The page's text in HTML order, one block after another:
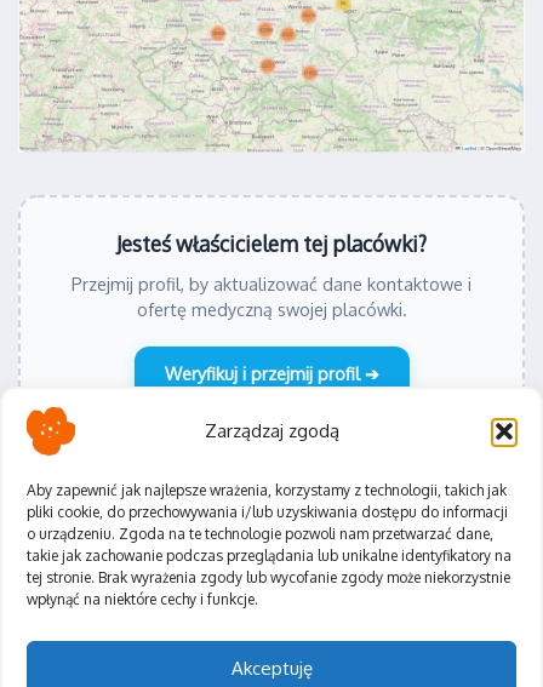
Zarządzaj zgodą
Aby zapewnić jak najlepsze wrażenia, korzystamy z technologii, takich jak
pliki cookie, do przechowywania i/lub uzyskiwania dostępu do informacji
o urządzeniu. Zgoda na te technologie pozwoli nam przetwarzać dane,
takie jak zachowanie podczas przeglądania lub unikalne identyfikatory na
tej stronie. Brak wyrażenia zgody lub wycofanie zgody może niekorzystnie
wpłynąć na niektóre cechy i funkcje.
Akceptuję
Jesteś właścicielem tej placówki?
Przejmij profil, by aktualizować dane kontaktowe i
ofertę medyczną swojej placówki.
Weryfikuj i przejmij profil ➔
Polityka Prywatności
Regulamin